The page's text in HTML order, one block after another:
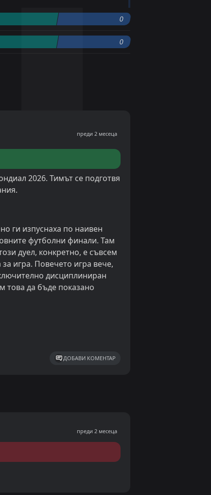
0
0
преди 2 месеца
2026. Тимът се подготвя
ги изпуснаха по наивен
футболни финали. Там
дуел, конкретно, е съвсем
игра. Повечето игра вече,
дисциплиниран
това да бъде показано
ДОБАВИ КОМЕНТАР
преди 2 месеца